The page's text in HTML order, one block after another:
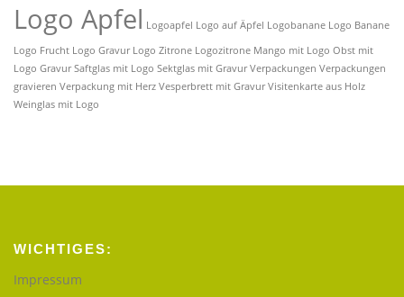
Logo Apfel Logoapfel Logo auf Äpfel Logobanane Logo Banane
Logo Frucht Logo Gravur Logo Zitrone Logozitrone Mango mit Logo Obst mit
Logo Gravur Saftglas mit Logo Sektglas mit Gravur Verpackungen Verpackungen
gravieren Verpackung mit Herz Vesperbrett mit Gravur Visitenkarte aus Holz
Weinglas mit Logo
WICHTIGES:
Impressum